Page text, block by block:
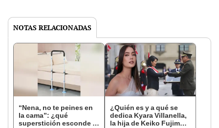
NOTAS RELACIONADAS
“Nena, no te peines en
la cama”: ¿qué
superstición esconde la
¿Quién es y a qué se
dedica Kyara Villanella,
la hija de Keiko Fujimori